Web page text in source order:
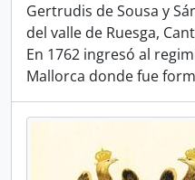
Gertrudis de Sousa y
del valle de Ruesga,
En 1762 ingresó al
Mallorca donde fue